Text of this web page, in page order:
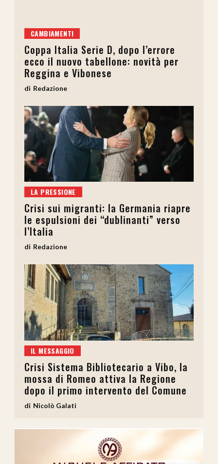
CAMBIAMENTI
Coppa Italia Serie D, dopo l’errore
ecco il nuovo tabellone: novità per
Reggina e Vibonese
Redazione
LA PRESSIONE
Crisi sui migranti: la Germania riapre
le espulsioni dei “dublinanti” verso
l’Italia
Redazione
IL MESSAGGIO
Crisi Sistema Bibliotecario a Vibo, la
mossa di Romeo attiva la Regione
dopo il primo intervento del Comune
Nicolò Galati